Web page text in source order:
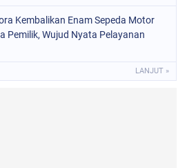
Kembalikan Enam Sepeda Motor
Pemilik, Wujud Nyata Pelayanan
LANJUT »